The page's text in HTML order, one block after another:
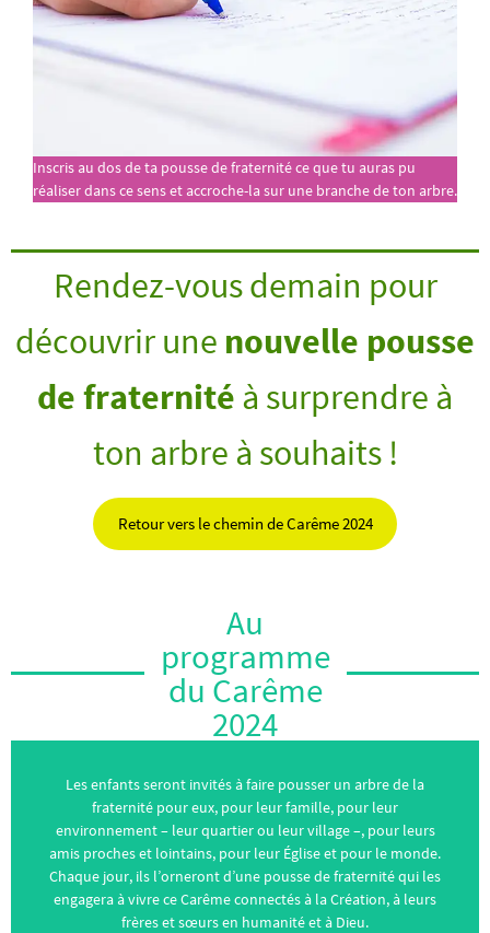
Inscris au dos de ta pousse de fraternité ce que tu auras pu
réaliser dans ce sens et accroche-la sur une branche de ton arbre.
Rendez-vous demain pour
découvrir une nouvelle pousse
de fraternité à surprendre à
ton arbre à souhaits !
Retour vers le chemin de Carême 2024
Au
programme
du Carême
2024
Les enfants seront invités à faire pousser un arbre de la
fraternité pour eux, pour leur famille, pour leur
environnement – leur quartier ou leur village –, pour leurs
amis proches et lointains, pour leur Église et pour le monde.
Chaque jour, ils l’orneront d’une pousse de fraternité qui les
engagera à vivre ce Carême connectés à la Création, à leurs
frères et sœurs en humanité et à Dieu.